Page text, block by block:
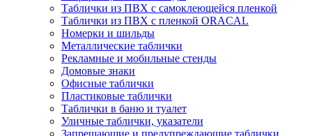
Таблички из ПВХ с самоклеющейся пленкой
Таблички из ПВХ с пленкой ORACAL
Номерки и шильды
Металлические таблички
Рекламные и мобильные стенды
Домовые знаки
Офисные таблички
Пластиковые таблички
Таблички в баню и туалет
Уличные таблички, указатели